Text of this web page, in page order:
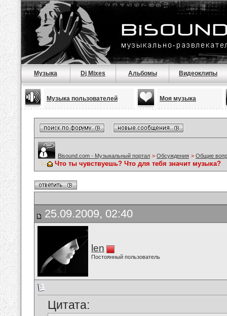
Музыка Dj Mixes Альбомы Видеоклипы
Музыка пользователей Моя музыка
Bisound.com - Музыкальный портал > Обсуждения > Общие
Что ты чувствуешь? Что для тебя значит музыка?
25.09.2009, 02:40
len
Постоянный пользователь
Цитата: